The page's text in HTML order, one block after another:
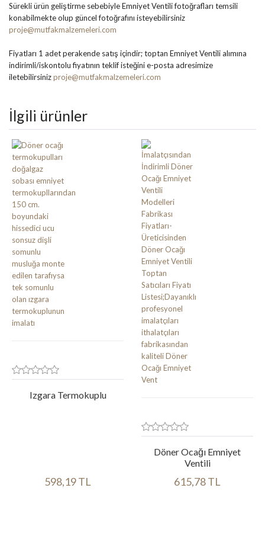
Sürekli ürün geliştirme sebebiyle Emniyet Ventili fotoğrafları temsili
konabilmekte olup güncel fotoğrafını isteyebilirsiniz
proje@mutfakmalzemeleri.com
Fiyatları 1 adet perakende satış içindir; toptan Emniyet Ventili alımına
indirimli/iskontolu fiyatının teklif isteğini e-posta adresimize
iletebilirsinizproje@mutfakmalzemeleri.com
İlgili ürünler
Izgara Termokuplu
598,19 TL
Döner Ocağı Emniyet
Ventili
615,78 TL